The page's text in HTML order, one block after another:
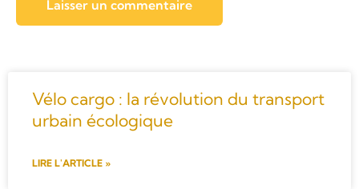
Vélo cargo : la révolution du transport
urbain écologique
LIRE L'ARTICLE »